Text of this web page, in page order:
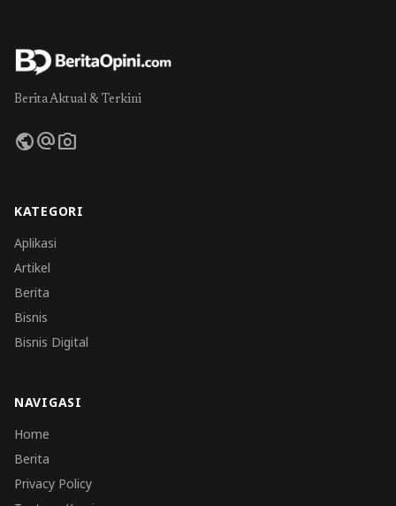
Berita Aktual & Terkini
publicalternate_emailphoto_camera
KATEGORI
Aplikasi
Artikel
Berita
Bisnis
Bisnis Digital
NAVIGASI
Home
Berita
Privacy Policy